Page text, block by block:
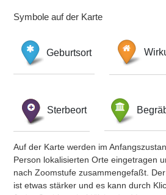
Symbole auf der Karte
Geburtsort
Sterbeort
Auf der Karte werden im
Person lokalisierten Orte eingetragen
nach Zoomstufe zusammengefaßt.
ist etwas stärker und es kann durch